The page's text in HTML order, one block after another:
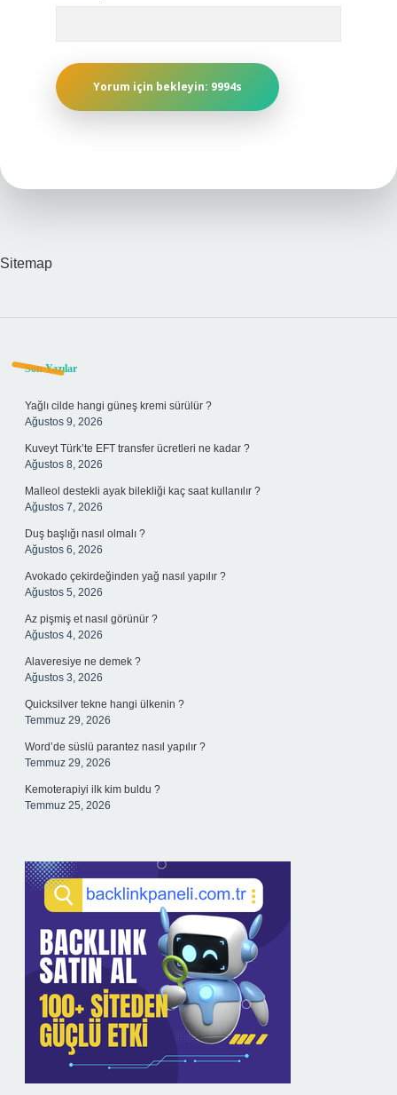
Sitemap
Sidebar
Son Yazılar
Yağlı cilde hangi güneş kremi sürülür ?
Ağustos 9, 2026
Kuveyt Türk’te EFT transfer ücretleri ne kadar ?
Ağustos 8, 2026
Malleol destekli ayak bilekliği kaç saat kullanılır ?
Ağustos 7, 2026
Duş başlığı nasıl olmalı ?
Ağustos 6, 2026
Avokado çekirdeğinden yağ nasıl yapılır ?
Ağustos 5, 2026
Az pişmiş et nasıl görünür ?
Ağustos 4, 2026
Alaveresiye ne demek ?
Ağustos 3, 2026
Quicksilver tekne hangi ülkenin ?
Temmuz 29, 2026
Word’de süslü parantez nasıl yapılır ?
Temmuz 29, 2026
Kemoterapiyi ilk kim buldu ?
Temmuz 25, 2026